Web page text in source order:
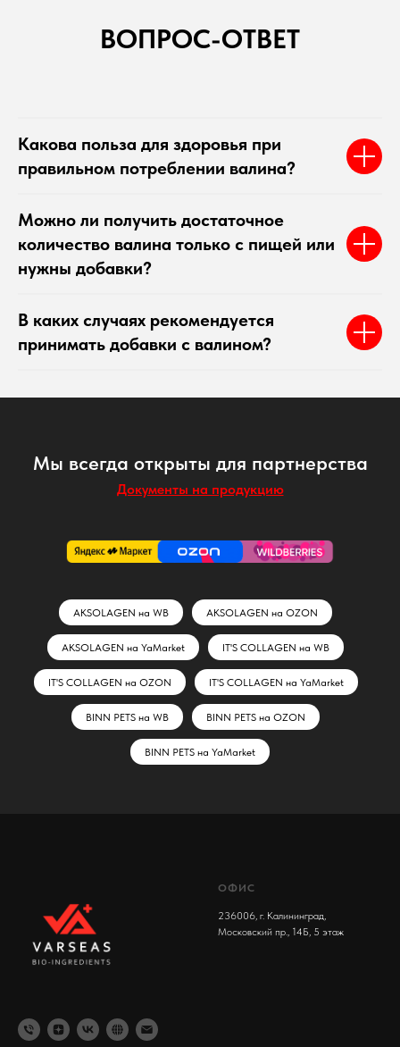
ВОПРОС-ОТВЕТ
Какова польза для здоровья при
правильном потреблении валина?
Можно ли получить достаточное
количество валина только с пищей или
нужны добавки?
В каких случаях рекомендуется
принимать добавки с валином?
Мы всегда открыты для партнерства
Документы на продукцию
AKSOLAGEN на WB AKSOLAGEN на OZON
AKSOLAGEN на YaMarket IT'S COLLAGEN на WB
IT'S COLLAGEN на OZON IT'S COLLAGEN на YaMarket
BINN PETS на WB BINN PETS на OZON
BINN PETS на YaMarket
ОФИС
236006, г. Калининград,
Московский пр., 14Б, 5 этаж